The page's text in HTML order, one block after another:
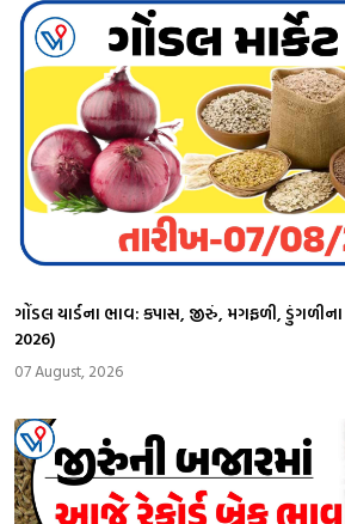
ગોંડલ યાર્ડના ભાવ: કપાસ, જીરું, મગફળી,
2026)
07 August, 2026